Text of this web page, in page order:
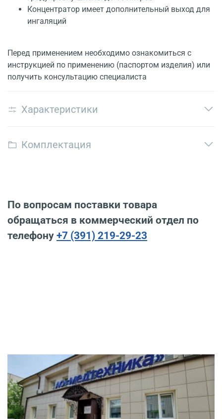
Концентратор имеет дополнительный выход для
ингаляций
Перед применением необходимо ознакомиться с
инструкцией по применению (паспортом изделия) или
получить консультацию специалиста
Характеристики
Комплектация
По вопросам поставки товара
обращаться в коммерческий отдел по
телефону +7 (391) 219-29-23